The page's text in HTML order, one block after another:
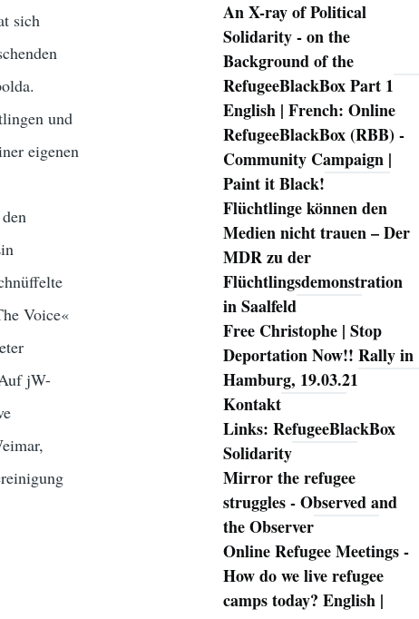
sich
und
eigenen
Voice«
jW-
Navigation
An X-ray of Political
Solidarity - on the
Background of the
RefugeeBlackBox Part 1
English | French: Online
RefugeeBlackBox (RBB) -
Community Campaign |
Paint it Black!
Flüchtlinge können den
Medien nicht trauen – Der
MDR zu der
Flüchtlingsdemonstration
in Saalfeld
Free Christophe | Stop
Deportation Now!! Rally in
Hamburg, 19.03.21
Kontakt
Links: RefugeeBlackBox
Solidarity
Mirror the refugee
struggles - Observed and
the Observer
Online Refugee Meetings -
How do we live refugee
camps today? English |